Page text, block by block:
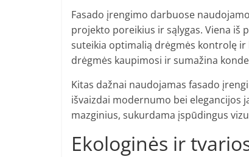
Fasado įrengimo darbuose
projekto poreikius ir sąlygas. Viena
suteikia optimalią drėgmės kontrolę ir
drėgmės kaupimosi ir sumažina
Kitas dažnai naudojamas fasado
išvaizdai modernumo bei elegancijos
mazginius, sukurdama įspūdingus
Ekologinės ir